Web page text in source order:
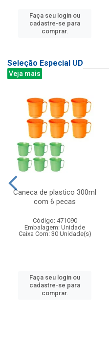
Faça seu login ou
cadastre-se para
comprar.
Seleção Especial UD
Veja mais
Caneca de plastico 300ml
com 6 pecas
Código: 471090
Embalagem: Unidade
Caixa Com: 30 Unidade(s)
Faça seu login ou
cadastre-se para
comprar.